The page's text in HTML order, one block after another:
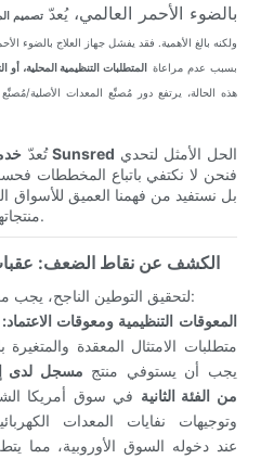
بالضوء الأحمر العالمي، يُعدّتصميم
ولكنه بالغ الأهمية. فقد يفشل جهاز العلاج بالضوء
بسبب عدم مراعاة المتطلبات التنظيمية المحلية، أو
هذه الحالة، يرتفع دور مُصنِّع المعدات الأصلية/
تُعدّخدمة التصميم والتصنيع المتعمق من Sunsred الحل الأمثل لتحدي
بل نستفيد من فهمنا العميق للأسواق
منتجاتهم بسلاسة في بيئاتهم المستهدفة.
الكشف عن نقاط الضعف:
لتحقيق التوطين الناجح، يجب معالجة ثلاثة مستويات من العقبات:
المعوقات التنظيمية ومعوقات الاعتماد:
متطلبات الامتثال المعقدة
يجب أن يستوفي منتج مسجل لدى
(FDA) من الفئة الثانية في سوق أمريكا